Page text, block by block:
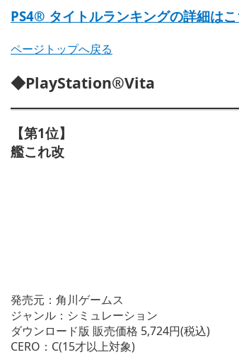
PS4® タイトルランキングの詳細は
ページトップへ戻る
◆PlayStation®Vita
【第1位】
艦これ改
発売元：角川ゲームス
ジャンル：シミュレーション
ダウンロード版 販売価格 5,724円(税込)
CERO：C(15才以上対象)